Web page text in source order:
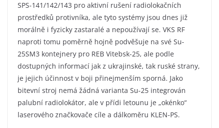
SPS-141/142/143 pro aktivní rušení radiolokačních
prostředků protivníka, ale tyto systémy jsou dnes již
morálně i fyzicky zastaralé a nepoužívají se. VKS RF
naproti tomu poměrně hojně podvěšuje na své Su-
25SM3 kontejnery pro REB Vitebsk-25, ale podle
dostupných informací jak z ukrajinské, tak ruské strany,
je jejich účinnost v boji přinejmenším sporná. Jako
bitevní stroj nemá žádná varianta Su-25 integrován
palubní radiolokátor, ale v přídi letounu je „okénko“
laserového značkovače cíle a dálkoměru KLEN-PS.